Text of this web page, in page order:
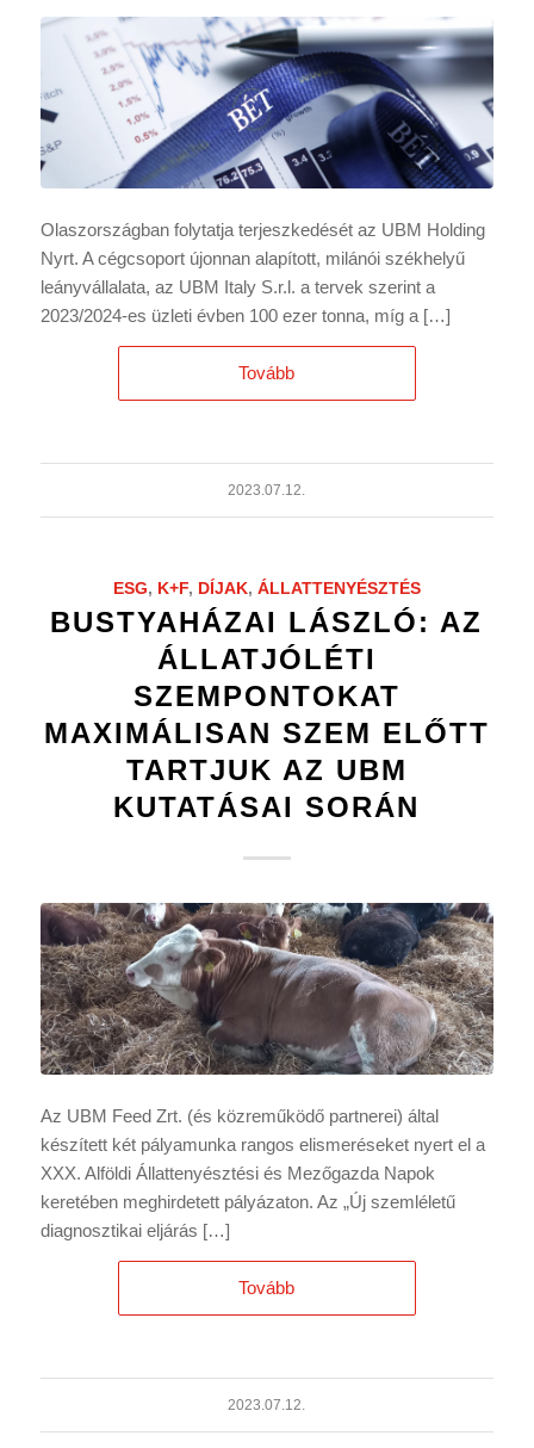
Olaszországban folytatja terjeszkedését az UBM Holding
Nyrt. A cégcsoport újonnan alapított, milánói székhelyű
leányvállalata, az UBM Italy S.r.l. a tervek szerint a
2023/2024-es üzleti évben 100 ezer tonna, míg a […]
Tovább
2023.07.12.
ESG, K+F, DÍJAK, ÁLLATTENYÉSZTÉS
BUSTYAHÁZAI LÁSZLÓ: AZ
ÁLLATJÓLÉTI
SZEMPONTOKAT
MAXIMÁLISAN SZEM ELŐTT
TARTJUK AZ UBM
KUTATÁSAI SORÁN
Az UBM Feed Zrt. (és közreműködő partnerei) által
készített két pályamunka rangos elismeréseket nyert el a
XXX. Alföldi Állattenyésztési és Mezőgazda Napok
keretében meghirdetett pályázaton. Az „Új szemléletű
diagnosztikai eljárás […]
Tovább
2023.07.12.